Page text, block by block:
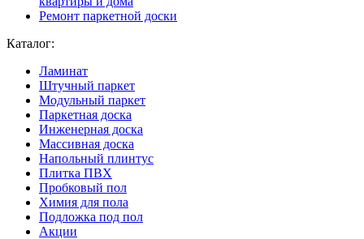
Ремонт паркетной доски
Каталог:
Ламинат
Штучный паркет
Модульный паркет
Паркетная доска
Инженерная доска
Массивная доска
Напольный плинтус
Плитка ПВХ
Пробковый пол
Химия для пола
Подложка под пол
Акции